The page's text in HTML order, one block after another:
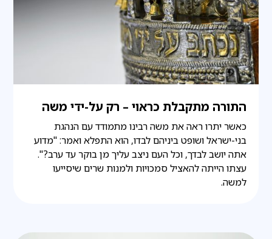
התורה מתקבלת כראוי – רק על-ידי משה
כאשר יתרו ראה את משה רבינו מתמודד עם הנהגת
בני-ישראל ושופט ביניהם לבדו, הוא התפלא ואמר: "מדוע
אתה יושב לבדך, וכל העם ניצב עליך מן בוקר עד ערב?".
עצתו הייתה להאציל סמכויות ולמנות שרים שיסייעו
למשה.